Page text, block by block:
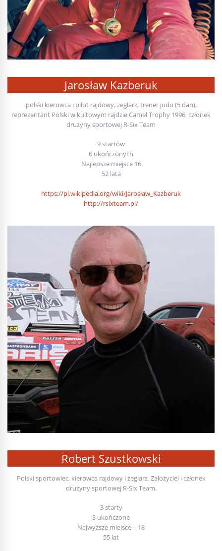
Jarosław Kazberuk
polski kierowca i pilot rajdowy, żeglarz, trener judo (5 dan),
reprezentant Polski w kultowym rajdzie Camel Trophy 1996, członek
drużyny sportowej R-Six Team
9 startów
6 ukończonych
Najlepsze miejsce 16
52 lata
https://pl.wikipedia.org/wiki/Jarosław_Kazberuk
http://rsixteam.pl/
Robert Szustkowski
Polski sportowiec, kierowca rajdowy i żeglarz. Założyciel i członek
drużyny sportowej R-Six Team.
3 starty
3 ukończone
Najwyższe miejsce – 18
55 lat